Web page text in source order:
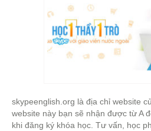
skypeenglish.org là địa chỉ website
website này bạn sẽ nhận được từ A
khi đăng ký khóa học. Tư vấn, học